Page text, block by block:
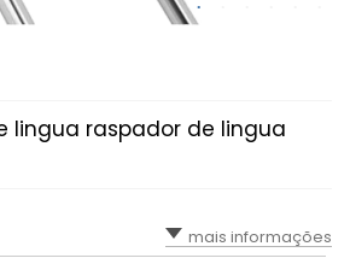
lingua raspador de lingua
mais informações